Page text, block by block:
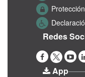
Redes
App